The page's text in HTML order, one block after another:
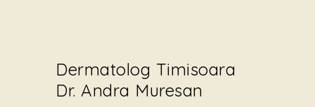
Dermatolog Timisoara
Dr. Andra Muresan